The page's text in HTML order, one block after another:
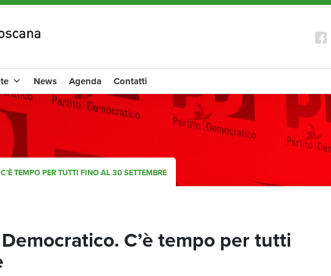
News Agenda Contatti
TEMPO PER TUTTI FINO AL 30 SETTEMBRE
C’è tempo per tutti